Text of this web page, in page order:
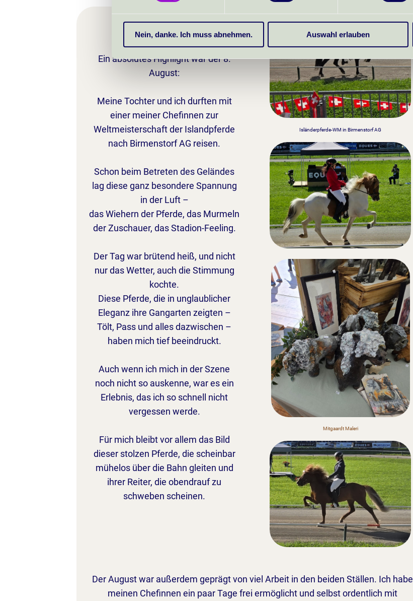
Nein, danke. Ich muss abnehmen. Auswahl erlauben
Ein absolutes Highlight war der 8.
August:
Meine Tochter und ich durften mit
einer meiner Chefinnen zur
Weltmeisterschaft der Islandpferde
nach Birmenstorf AG reisen.
Schon beim Betreten des Geländes
lag diese ganz besondere Spannung
in der Luft –
das Wiehern der Pferde, das Murmeln
der Zuschauer, das Stadion-Feeling.
Der Tag war brütend heiß, und nicht
nur das Wetter, auch die Stimmung
kochte.
Diese Pferde, die in unglaublicher
Eleganz ihre Gangarten zeigten –
Tölt, Pass und alles dazwischen –
haben mich tief beeindruckt.
Auch wenn ich mich in der Szene
noch nicht so auskenne, war es ein
Erlebnis, das ich so schnell nicht
vergessen werde.
Für mich bleibt vor allem das Bild
dieser stolzen Pferde, die scheinbar
mühelos über die Bahn gleiten und
ihrer Reiter, die obendrauf zu
schweben scheinen.
Isländerpferde-WM in Birmenstorf AG
Mitgaardt Maleri
Der August war außerdem geprägt von viel Arbeit in den beiden Ställen. Ich habe
meinen Chefinnen ein paar Tage frei ermöglicht und selbst ordentlich mit